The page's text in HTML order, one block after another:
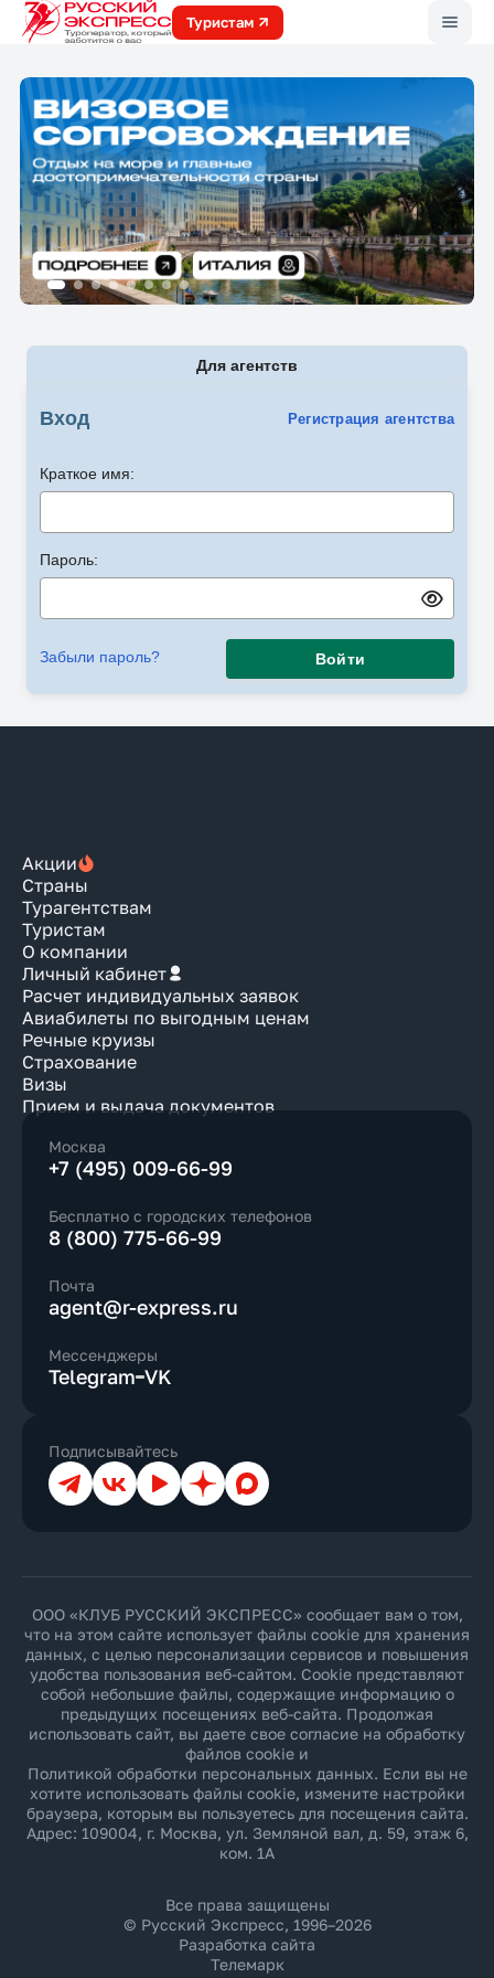
Туристам
Для агентств
Вход Регистрация агентства
Краткое имя:
Пароль:
Забыли пароль? Войти
Акции
Страны
Турагентствам
Туристам
О компании
Личный кабинет
Расчет индивидуальных заявок
Авиабилеты по выгодным ценам
Речные круизы
Страхование
Визы
Прием и выдача документов
Москва
+7 (495) 009-66-99
Бесплатно с городских телефонов
8 (800) 775-66-99
Почта
agent@r-express.ru
Мессенджеры
Telegram VK
Подписывайтесь
ТелеграмВКонтакте
YouTubeДзен Max
ООО «КЛУБ РУССКИЙ ЭКСПРЕСС» сообщает вам о том,
что на этом сайте использует файлы cookie для хранения
данных, с целью персонализации сервисов и повышения
удобства пользования веб-сайтом. Cookie представляют
собой небольшие файлы, содержащие информацию о
предыдущих посещениях веб-сайта. Продолжая
использовать сайт, вы даете свое согласие на обработку
файлов cookie и
Политикой обработки персональных данных. Если вы не
хотите использовать файлы cookie, измените настройки
браузера, которым вы пользуетесь для посещения сайта.
Адрес: 109004, г. Москва, ул. Земляной вал, д. 59, этаж 6,
ком. 1А
Все права защищены
© Русский Экспресс, 1996–2026
Разработка сайта
Телемарк